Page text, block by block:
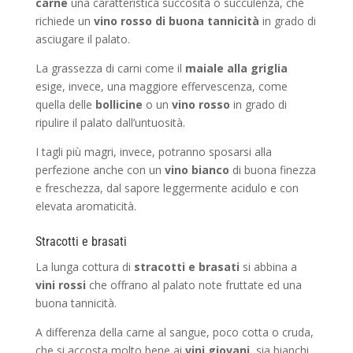
richiede un vino rosso di buona tannicità in grado di
asciugare il palato.
La grassezza di carni come il maiale alla griglia
esige, invece, una maggiore effervescenza, come
quella delle bollicine o un vino rosso in grado di
ripulire il palato dall’untuosità.
I tagli più magri, invece, potranno sposarsi alla
perfezione anche con un vino bianco di buona finezza
e freschezza, dal sapore leggermente acidulo e con
elevata aromaticità.
Stracotti e brasati
La lunga cottura di stracotti e brasati si abbina a
vini rossi che offrano al palato note fruttate ed una
buona tannicità.
A differenza della carne al sangue, poco cotta o cruda,